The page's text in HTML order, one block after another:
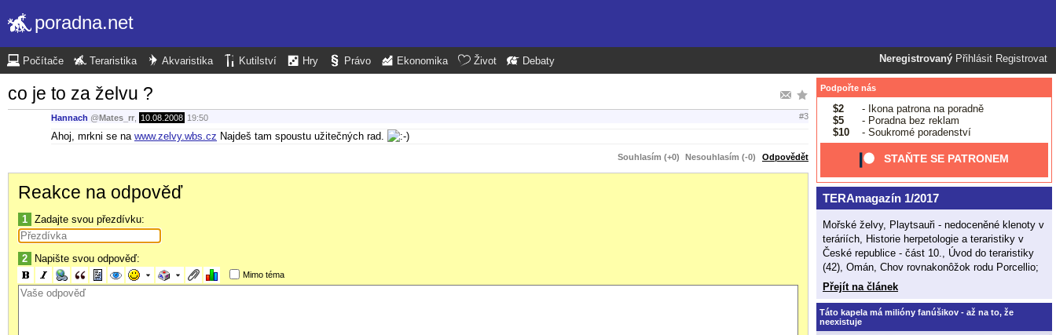
poradna.net
Neregistrovaný Přihlásit Registrovat
Počítače Teraristika Akvaristika Kutilství Hry Právo Ekonomika Život Debaty
co je to za želvu ?
Hannach @Mates_rr 10.08.2008 19:50 #3
Ahoj, mrkni se na www.zelvy.wbs.cz Najdeš tam spoustu užitečných rad.
Souhlasím (+0) Nesouhlasím (-0) Odpovědět
Reakce na odpověď
1 Zadajte svou přezdívku:
2 Napište svou odpověď:
Mimo téma
Podpořte nás
$2
- Ikona patrona na poradně
$5
- Poradna bez reklam
$10
- Soukromé poradenství
STAŇTE SE PATRONEM
TERAmagazín 1/2017
Mořské želvy, Playtsauři - nedoceněné klenoty v
teráriích, Historie herpetologie a teraristiky v
České republice - část 10., Úvod do teraristiky
(42), Omán, Chov rovnakonôžok rodu Porcellio;
Přejít na článek
Táto kapela má milióny fanúšikov - až na to, že
neexistuje